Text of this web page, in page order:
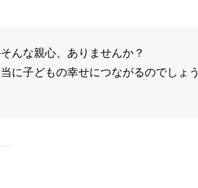
んな親心、ありませんか？
に子どもの幸せにつながるのでしょう